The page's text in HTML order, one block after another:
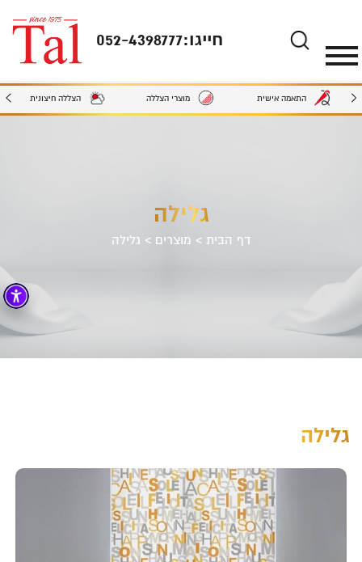
חייגו:052-4398777
התאמה אישית מוצרי הצללה הצללה חיצונית
גלילה
דף הבית > מוצרים > גלילה
גלילה